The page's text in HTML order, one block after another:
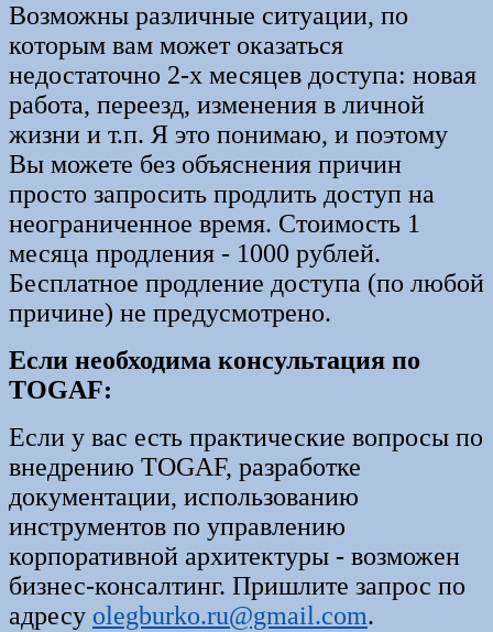
Возможны различные ситуации, по
которым вам может оказаться
недостаточно 2-х месяцев доступа: новая
работа, переезд, изменения в личной
жизни и т.п. Я это понимаю, и поэтому
Вы можете без объяснения причин
просто запросить продлить доступ на
неограниченное время. Стоимость 1
месяца продления - 1000 рублей.
Бесплатное продление доступа (по любой
причине) не предусмотрено.
Если необходима консультация по
TOGAF:
Если у вас есть практические вопросы по
внедрению TOGAF, разработке
документации, использованию
инструментов по управлению
корпоративной архитектуры - возможен
бизнес-консалтинг. Пришлите запрос по
адресу olegburko.ru@gmail.com.